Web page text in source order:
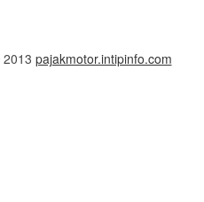
pajakmotor.intipinfo.com